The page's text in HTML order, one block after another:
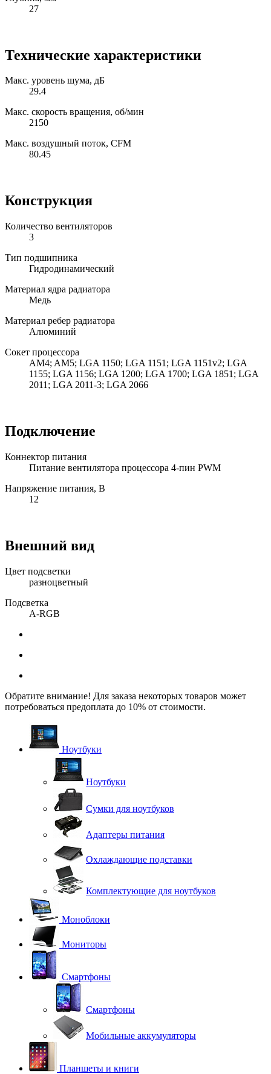
27
Технические характеристики
Макс. уровень шума, дБ
29.4
Макс. скорость вращения, об/мин
2150
Макс. воздушный поток, CFM
80.45
Конструкция
Количество вентиляторов
3
Тип подшипника
Гидродинамический
Материал ядра радиатора
Медь
Материал ребер радиатора
Алюминий
Сокет процессора
AM4; AM5; LGA 1150; LGA 1151; LGA 1151v2; LGA
1155; LGA 1156; LGA 1200; LGA 1700; LGA 1851; LGA
2011; LGA 2011-3; LGA 2066
Подключение
Коннектор питания
Питание вентилятора процессора 4-пин PWM
Напряжение питания, В
12
Внешний вид
Цвет подсветки
разноцветный
Подсветка
A-RGB
Обратите внимание! Для заказа некоторых товаров может
потребоваться предоплата до 10% от стоимости.
Ноутбуки
Ноутбуки
Сумки для ноутбуков
Адаптеры питания
Охлаждающие подставки
Комплектующие для ноутбуков
Моноблоки
Мониторы
Смартфоны
Смартфоны
Мобильные аккумуляторы
Планшеты и книги